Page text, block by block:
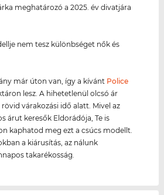
meghatározó a 2025. év divatjára
nem tesz különbséget nők és
már úton van, így a kívánt Police
lesz. A hihetetlenül olcsó ár
várakozási idő alatt. Mivel az
árut keresők Eldorádója, Te is
kaphatod meg ezt a csúcs modellt.
a kiárusítás, az nálunk
takarékosság.